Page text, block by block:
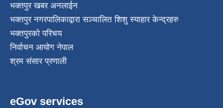
भक्तपुर खबर अनलाईन
भक्तपुर नगरपालिकाद्वारा सञ्चालित शिशु स्याहार केन्द्रहरु
भक्तपुरकाे परिचय
निर्वाचन आयोग नेपाल
श्रम संसार प्रणाली
eGov services